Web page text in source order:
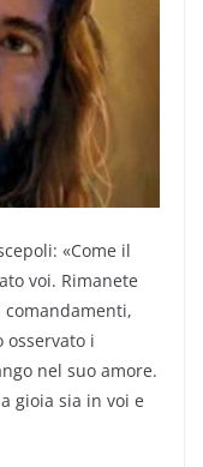
«Come il
voi. Rimanete
comandamenti,
osservato i
nel suo amore.
gioia sia in voi e